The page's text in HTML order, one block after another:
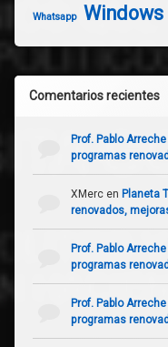
Whatsapp Windows
Comentarios recientes
Prof. Pablo Arreche
programas
XMercen Planeta
renovados,
Prof. Pablo Arreche
programas
Prof. Pablo Arreche
programas